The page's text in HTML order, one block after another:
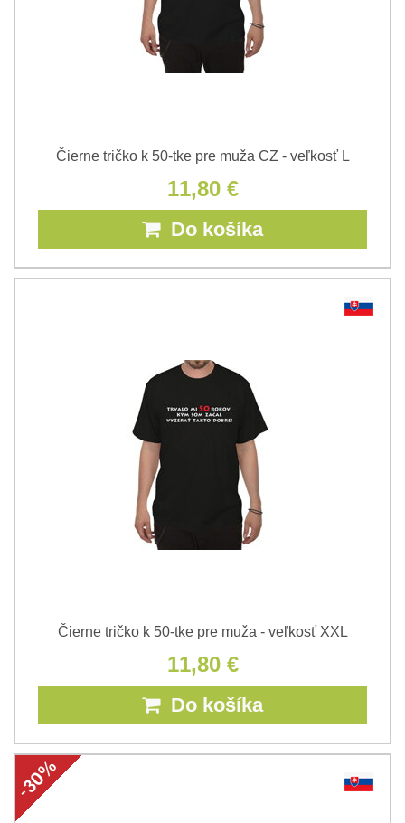
Čierne tričko k 50-tke pre muža CZ - veľkosť L
11,80 €
Do košíka
Čierne tričko k 50-tke pre muža - veľkosť XXL
11,80 €
Do košíka